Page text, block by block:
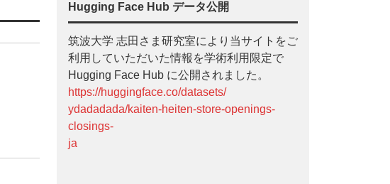
Hugging Face Hub データ公開
筑波大学 志田さま研究室により当サイトをご
利用していただいた情報を学術利用限定で
Hugging Face Hub に公開されました。
https://huggingface.co/datasets/
ydadadada/kaiten-heiten-store-openings-
closings-
ja